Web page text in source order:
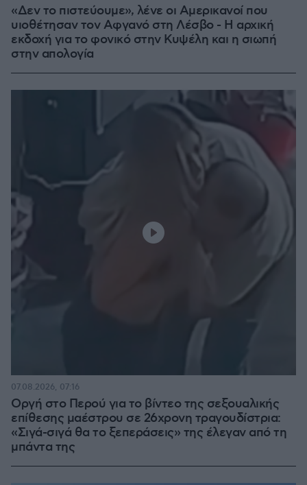
«Δεν το πιστεύουμε», λένε οι Αμερικανοί που
υιοθέτησαν τον Αφγανό στη Λέσβο - Η αρχική
εκδοχή για το φονικό στην Κυψέλη και η σιωπή
στην απολογία
Οργή στο Περού για το βίντεο της σεξουαλικής
επίθεσης μαέστρου σε 26χρονη τραγουδίστρια:
«Σιγά-σιγά θα το ξεπεράσεις» της έλεγαν από τη
μπάντα της
07.08.2026, 07:16